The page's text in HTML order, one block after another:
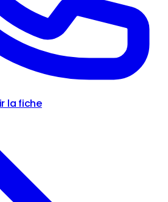
la fiche